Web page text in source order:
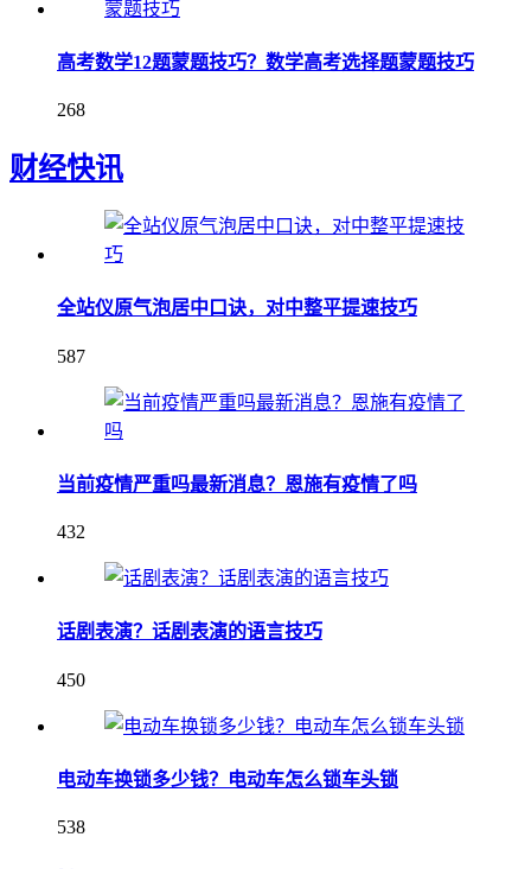
高考数学12题蒙题技巧？数学高考选择题蒙题技巧
268
财经快讯
全站仪原气泡居中口诀，对中整平提速技巧
587
当前疫情严重吗最新消息？恩施有疫情了吗
432
话剧表演？话剧表演的语言技巧
450
电动车换锁多少钱？电动车怎么锁车头锁
538